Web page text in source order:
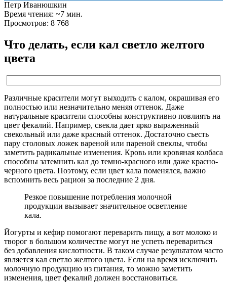
Петр Иванюшкин
Время чтения: ~7 мин.
Просмотров: 8 768
Что делать, если кал светло желтого
цвета
Различные красители могут выходить с калом, окрашивая его
полностью или незначительно меняя оттенок. Даже
натуральные красители способны конструктивно повлиять на
цвет фекалий. Например, свекла дает ярко выраженный
свекольный или даже красный оттенок. Достаточно съесть
пару столовых ложек вареной или пареной свеклы, чтобы
заметить радикальные изменения. Кровь или кровяная колбаса
способны затемнить кал до темно-красного или даже красно-
черного цвета. Поэтому, если цвет кала поменялся, важно
вспомнить весь рацион за последние 2 дня.
Резкое повышение потребления молочной
продукции вызывает значительное осветление
кала.
Йогурты и кефир помогают переварить пищу, а вот молоко и
творог в большом количестве могут не успеть перевариться
без добавления кислотности. В таком случае результатом часто
является кал светло желтого цвета. Если на время исключить
молочную продукцию из питания, то можно заметить
изменения, цвет фекалий должен восстановиться.